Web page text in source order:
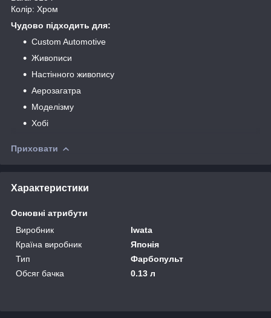
Колір: Хром
Чудово підходить для:
Custom Automotive
Живописи
Настінного живопису
Аерозагатра
Моделізму
Хобі
Приховати
Характеристики
Основні атрибути
Виробник
Iwata
Країна виробник
Японія
Тип
Фарбопульт
Обсяг бачка
0.13 л